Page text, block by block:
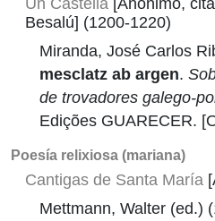
Besalú] (1200-1220)
Miranda, José Carlos
mesclatz ab argen.
de trovadores galego-
Edições GUARECER.
Poesía relixiosa (mariana)
Cantigas de Santa María
Mettmann, Walter (ed.)